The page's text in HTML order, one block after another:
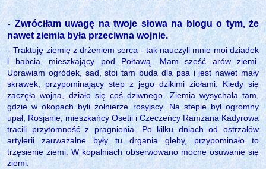
-Zwróciłam uwagę na twoje słowa na blogu o tym, że
nawet ziemia była przeciwna wojnie.
- Traktuję ziemię z drżeniem serca - tak nauczyli mnie moi dziadek
i babcia, mieszkający pod Połtawą. Mam sześć arów ziemi.
Uprawiam ogródek, sad, stoi tam buda dla psa i jest nawet mały
skrawek, przypominający step z jego dzikimi ziołami. Kiedy się
zaczęła wojna, działo się coś dziwnego. Ziemia wysychała tam,
gdzie w okopach byli żołnierze rosyjscy. Na stepie był ogromny
upał, Rosjanie, mieszkańcy Osetii i Czeczeńcy Ramzana Kadyrowa
tracili przytomność z pragnienia. Po kilku dniach od ostrzałów
artylerii zauważalne były tu drgania gleby, przypominało to
trzęsienie ziemi. W kopalniach obserwowano mocne osuwanie się
ziemi.